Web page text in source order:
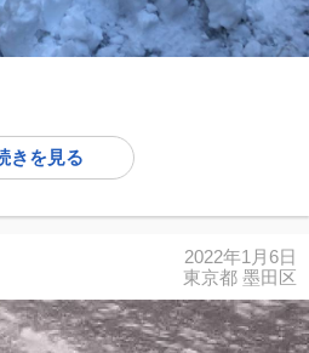
きを見る
2022年1月6日
東京都 墨田区